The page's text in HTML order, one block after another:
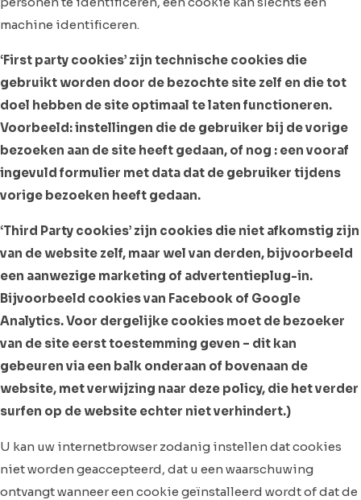
machine identificeren.
‘First party cookies’ zijn technische cookies die
gebruikt worden door de bezochte site zelf en die tot
doel hebben de site optimaal te laten functioneren.
Voorbeeld: instellingen die de gebruiker bij de vorige
bezoeken aan de site heeft gedaan, of nog : een vooraf
ingevuld formulier met data dat de gebruiker tijdens
vorige bezoeken heeft gedaan.
‘Third Party cookies’ zijn cookies die niet afkomstig zijn
van de website zelf, maar wel van derden, bijvoorbeeld
een aanwezige marketing of advertentieplug-in.
Bijvoorbeeld cookies van Facebook of Google
Analytics. Voor dergelijke cookies moet de bezoeker
van de site eerst toestemming geven – dit kan
gebeuren via een balk onderaan of bovenaan de
website, met verwijzing naar deze policy, die het verder
surfen op de website echter niet verhindert.)
U kan uw internetbrowser zodanig instellen dat cookies
niet worden geaccepteerd, dat u een waarschuwing
ontvangt wanneer een cookie geïnstalleerd wordt of dat de